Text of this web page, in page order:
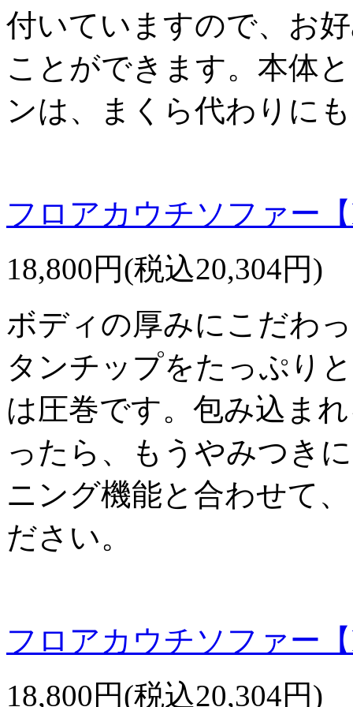
付いていますので、お
ことができます。本体
ンは、まくら代わりに
フロアカウチソファー
18,800円(税込20,304円)
ボディの厚みにこだわ
タンチップをたっぷり
は圧巻です。包み込ま
ったら、もうやみつき
ニング機能と合わせて
ださい。
フロアカウチソファー
18,800円(税込20,304円)